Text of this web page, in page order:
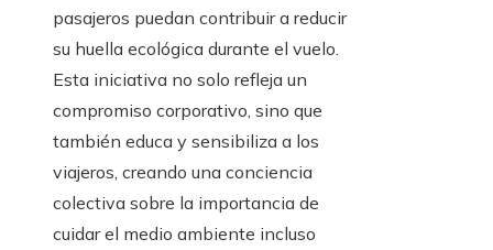
pasajeros puedan contribuir a reducir
su huella ecológica durante el vuelo.
Esta iniciativa no solo refleja un
compromiso corporativo, sino que
también educa y sensibiliza a los
viajeros, creando una conciencia
colectiva sobre la importancia de
cuidar el medio ambiente incluso